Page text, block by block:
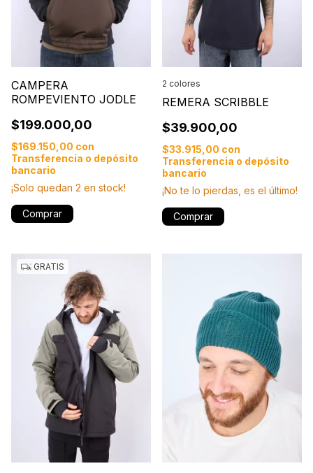
CAMPERA
ROMPEVIENTO JODLE
$199.000,00
$169.150,00 con
Transferencia o depósito
bancario
¡Solo quedan 2 en stock!
Comprar
REMERA SCRIBBLE
$39.900,00
$33.915,00 con
Transferencia o depósito
bancario
¡No te lo pierdas, es el último!
2 colores
Comprar
GRATIS